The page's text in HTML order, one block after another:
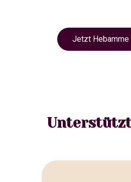
Jetzt Hebamme